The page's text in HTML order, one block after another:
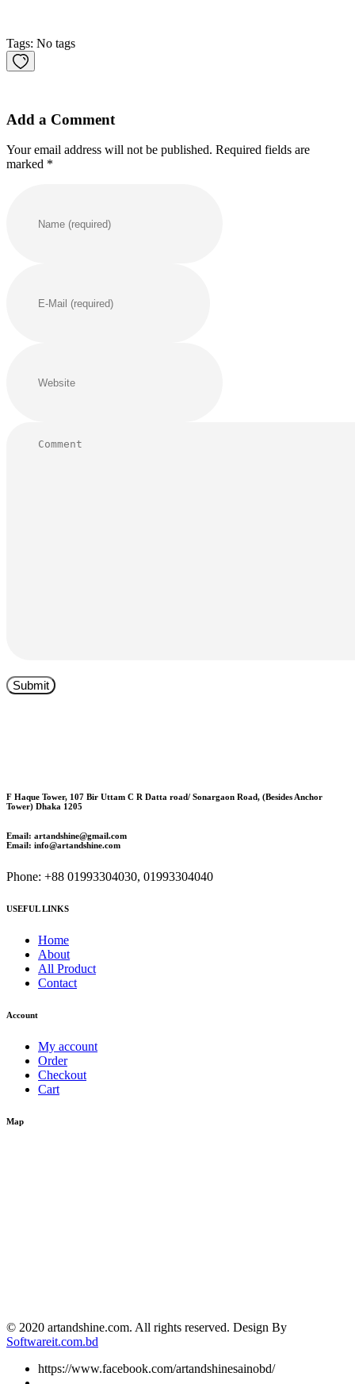
Tags: No tags
Add a Comment
Your email address will not be published. Required fields are
marked *
F Haque Tower, 107 Bir Uttam C R Datta road/ Sonargaon Road, (Besides Anchor
Tower) Dhaka 1205
Email: artandshine@gmail.com
Email: info@artandshine.com
Phone: +88 01993304030, 01993304040
USEFUL LINKS
Home
About
All Product
Contact
Account
My account
Order
Checkout
Cart
Map
© 2020 artandshine.com. All rights reserved. Design By
Softwareit.com.bd
https://www.facebook.com/artandshinesainobd/